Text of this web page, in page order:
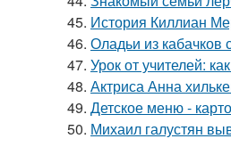
45. История Киллиан
46. Оладьи из
47. Урок от учителей:
48. Актриса Анна
49. Детское меню -
50. Михаил галустян